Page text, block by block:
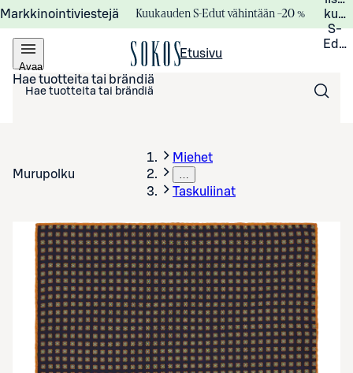
Markkinointiviestejä Kuukauden S-Edut vähintään –20 %
S-
Avaa
valikko
Etusivu
Hae tuotteita tai brändiä
Murupolku
Miehet
…
Taskuliinat
Avaa tuotekuva suurennettuna